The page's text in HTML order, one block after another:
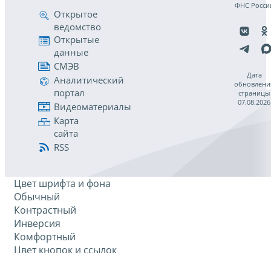
Открытое
ведомство
Открытые
данные
СМЭВ
Аналитический
портал
Видеоматериалы
Карта
сайта
RSS
ФНС
Дата
страницы
07.08.2026
Цвет шрифта и фона
Обычный
Контрастный
Инверсия
Комфортный
Цвет кнопок и ссылок